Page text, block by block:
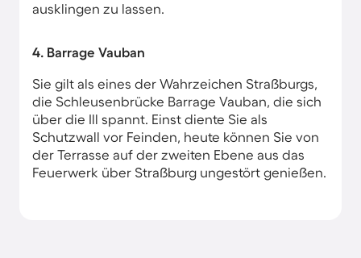
ausklingen zu lassen.
4. Barrage Vauban
Sie gilt als eines der Wahrzeichen Straßburgs,
die Schleusenbrücke Barrage Vauban, die sich
über die Ill spannt. Einst diente Sie als
Schutzwall vor Feinden, heute können Sie von
der Terrasse auf der zweiten Ebene aus das
Feuerwerk über Straßburg ungestört genießen.